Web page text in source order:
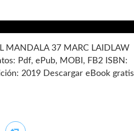
MANDALA 37 MARC LAIDLAW
Pdf, ePub, MOBI, FB2 ISBN:
2019 Descargar eBook gratis